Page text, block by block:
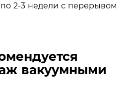
2-3 недели с перерывом
вакуумными